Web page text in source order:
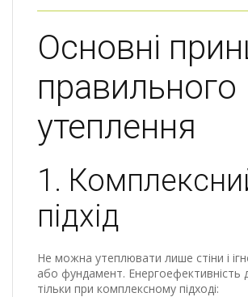
Основні
правильного
утеплення
1.
підхід
Не можна утеплювати лише стіни і
або фундамент. Енергоефективність
тільки при комплексному підході: